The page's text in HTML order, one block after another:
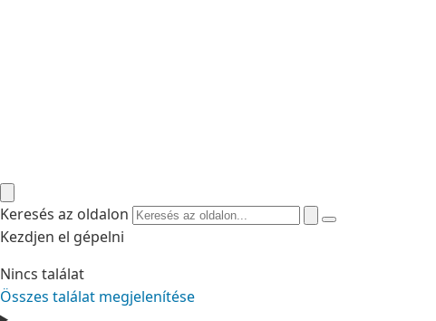
Keresés az oldalon
Kezdjen el gépelni
Nincs találat
Összes találat megjelenítése